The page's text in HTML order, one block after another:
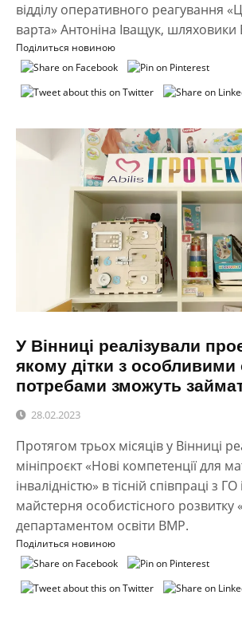
відділу оперативного реагування
варта» Антоніна Іващук, шляховики
Поділиться новиною
У Вінниці реалізували
якому дітки з особливими
потребами зможуть
28.02.2023
Протягом трьох місяців у Вінниці
мініпроєкт «Нові компетенції для
інвалідністю» в тісній співпраці з
майстерня особистісного розвитку
департаментом освіти ВМР.
Поділиться новиною